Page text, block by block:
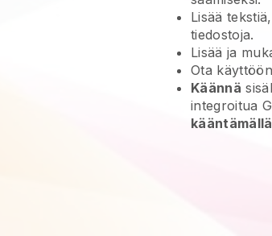
Lisää
tiedostoja.
Lisää ja
Ota käyttöön
Käännä
integroitua